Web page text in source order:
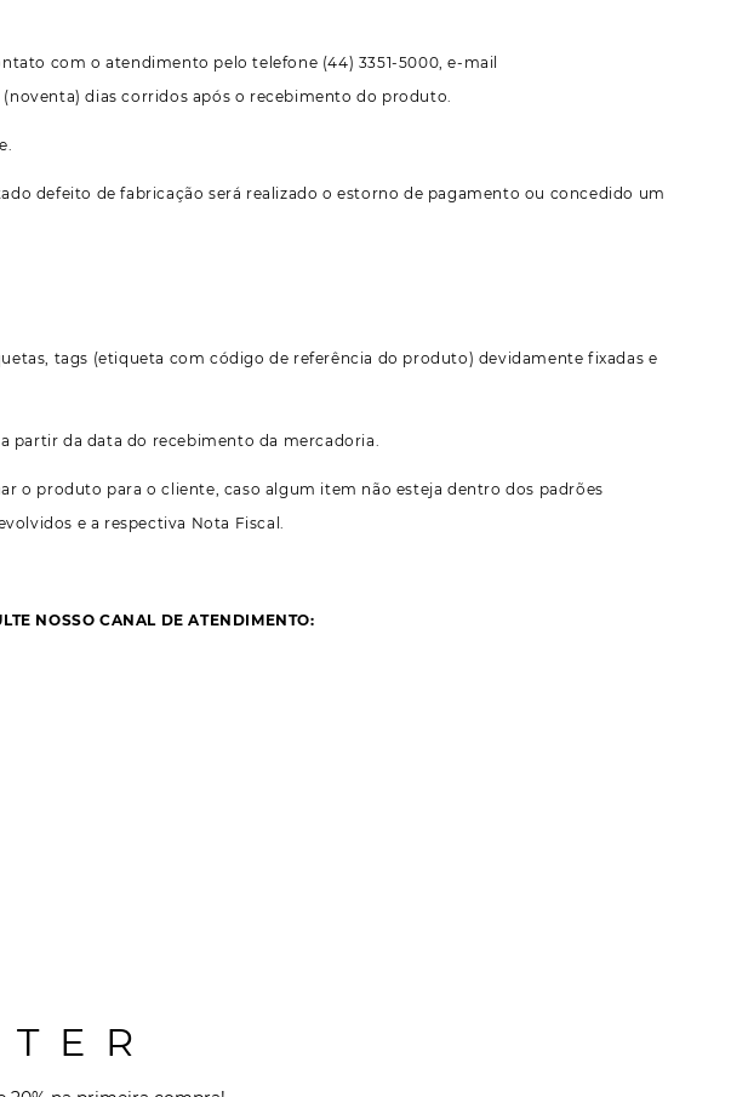
com o atendimento pelo telefone (44) 3351-5000, e-mail
(noventa) dias corridos após o recebimento do produto.
defeito de fabricação será realizado o estorno de pagamento ou concedido um
tags (etiqueta com código de referência do produto) devidamente fixadas e
partir da data do recebimento da mercadoria.
o produto para o cliente, caso algum item não esteja dentro dos padrões
e a respectiva Nota Fiscal.
NOSSO CANAL DE ATENDIMENTO: